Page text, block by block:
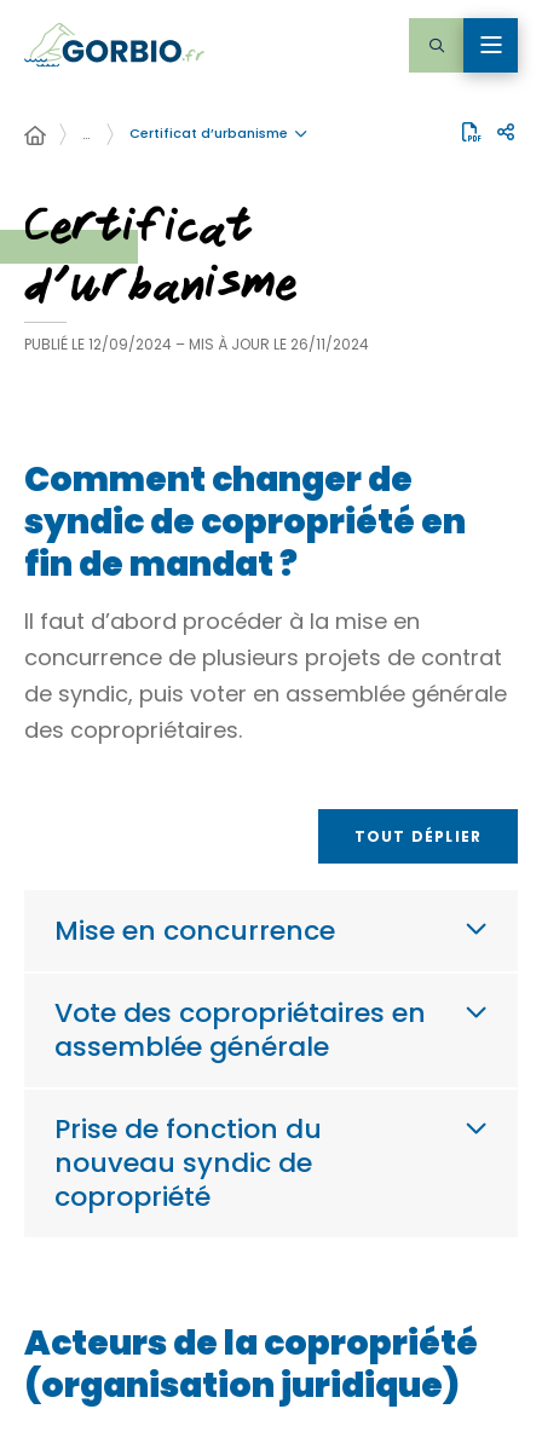
… Certificat d’urbanisme
Certificat
d’urbanisme
PUBLIÉ LE12/09/2024 – MIS À JOUR LE 26/11/2024
Comment changer de
syndic de copropriété en
fin de mandat ?
Il faut d’abord procéder à la mise en
concurrence de plusieurs projets de contrat
de syndic, puis voter en assemblée générale
des copropriétaires.
TOUT DÉPLIER
Mise en concurrence
Vote des copropriétaires en
assemblée générale
Prise de fonction du
nouveau syndic de
copropriété
Acteurs de la copropriété
(organisation juridique)